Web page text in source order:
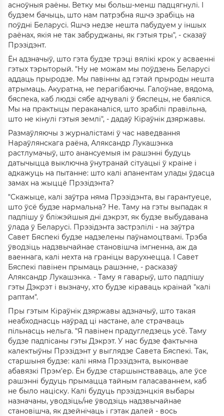
асноўныя раёны. Ветку мы больш-менш падцягнулі. І
будзем бачыць, што нам патрэбна яшчэ зрабіць на
поўдні Беларусі. Яшчэ недзе нешта пабудуем у іншых
раёнах, якія не так забруджаны, як гэтыя тры", - сказаў
Прэзідэнт.
Ён адзначыў, што гэта будзе трэці вялікі крок у асваенні
гэтых тэрыторый. "Ну не можам мы поўдзень Беларусі
аддаць прыродзе. Мы павінны ад гэтай прыроды нешта
атрымаць. Акуратна, не перагібаючы. Галоўнае, вядома,
бяспека, каб людзі сябе адчувалі ў бяспецы, не баяліся.
Мы на практыцы пераканаліся, што зрабілі правільна,
што не кінулі гэтыя землі", - дадаў Кіраўнік дзяржавы.
Размаўляючы з журналістамі ў час наведвання
Нараўлянскага раёна, Аляксандр Лукашэнка
растлумачыў, што анансуемыя ім рашэнні будуць
датычыцца выключна ўнутранай сітуацыі ў краіне і
адкажуць на пытанне: што калі апанентам улады ўдасца
замах на жыццё Прэзідэнта?
"Скажыце, калі заўтра няма Прэзідэнта, вы гарантуеце,
што ўсё будзе нармальна? Не. Таму на гэты выпадак я
падпішу ў бліжэйшыя дні дэкрэт, як будзе выбудавана
ўлада ў Беларусі. Прэзідэнта застрэлілі - на заўтра
Савет Бяспекі будзе надзелены паўнамоцтвамі. Трэба
ўводзіць надзвычайнае становішча імгненна, аж да
ваеннага, калі нехта на граніцы варухнецца. І Савет
Бяспекі павінен прымаць рашэнне, - расказаў
Аляксандр Лукашэнка. - Таму я гаварыў, што падпішу
гэты Дэкрэт і вызначу, хто будзе кіраваць краінай "калі
раптам".
Пры гэтым Кіраўнік дзяржавы адзначыў, што такая
неабходнасць наўрад ці настане, але страчваць
пільнасць нельга. "Я павінен прадугледзець усё. Таму
будзе падпісаны гэты Дэкрэт. У нас будзе фактычна
калектыўны Прэзідэнт у выглядзе Савета Бяспекі. Так,
старшыня будзе: калі няма Прэзідэнта, выконвае
абавязкі Прэм'ер. Ён будзе старшынстваваць, але ўсе
рашэнні будуць прымацца тайным галасаваннем, каб
не было націску. Калі будуць прэзідэнцкія выбары
назначаны, уводзіць/не ўводзіць надзвычайнае
становішча, як дзейнічаць і гэтак далей - вось